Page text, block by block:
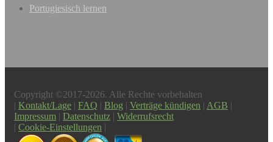
Portugiesisch lernen
Copyright ©2017-2026. Alle Rechte vorbehalten
| Kontakt/Lage | FAQ | Blog | Verträge kündigen | AGB |
Impressum | Datenschutz | Widerrufsrecht
| Cookie-Einstellungen |